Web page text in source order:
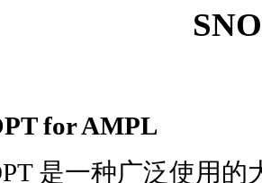
for AMPL
是一种广泛使用